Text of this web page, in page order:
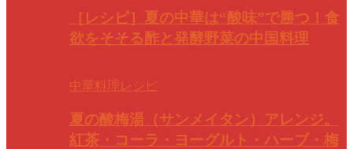
［レシピ］夏の中華は“酸味”で勝つ！食
欲をそそる酢と発酵野菜の中国料理
中華料理レシピ
夏の酸梅湯（サンメイタン）アレンジ。
紅茶・コーラ・ヨーグルト・ハーブ・梅